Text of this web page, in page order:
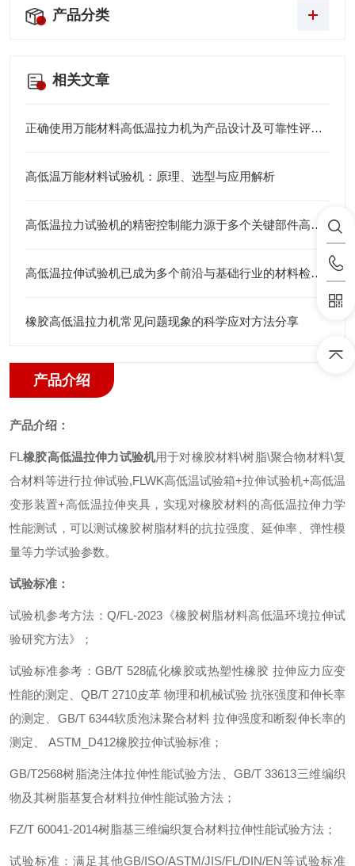
产品分类
相关文章
正确使用万能材料高低温拉力机为产品设计及可靠性评估提供关键数据
高低温万能材料试验机：原理、选型与应用解析
高低温拉力试验机的精密控制能力源于多个关键部件高度集成
高低温拉伸试验机已成为多个前沿与基础行业的材料检测仪器
橡胶高低温拉力机常见问题现象的科学应对方法分享
产品介绍
产品介绍：
FL 橡胶高低温拉伸力试验机用于对橡胶材料\树脂\聚合物材料\复
合材料等进行拉伸试验,FLWK高低温试验箱+拉伸试验机+高低温
变形装置+高低温拉伸夹具 ， 实现对橡胶材料的高低温拉伸力学
性能测试 ， 可以测试橡胶树脂材料的抗拉强度、延伸率、弹性模
量等力学试验参数。
试验标准：
试验机参考方法 ：Q/FL-2023 《橡胶树脂材料高低温环境拉伸试
验研究方法》
；
试验标准参考 ：GB/T 528硫化橡胶或热塑性橡胶 拉伸应力应变
性能的测定、 QB/T 2710皮革 物理和机械试验 抗张强度和伸长率
的测定、 GB/T 6344软质泡沫聚合材料 拉伸强度和断裂伸长率的
测定、 ASTM_D412橡胶拉伸试验标准 ；
GB/T2568树脂浇注体拉伸性能试验方法、 GB/T 33613三维编织
物及其树脂基复合材料拉伸性能试验方法 ；
FZ/T 60041-2014树脂基三维编织复合材料拉伸性能试验方法 ；
试验标准 ： 满足其他GB/ISO/ASTM/JIS/FL/DIN/EN等试验标准